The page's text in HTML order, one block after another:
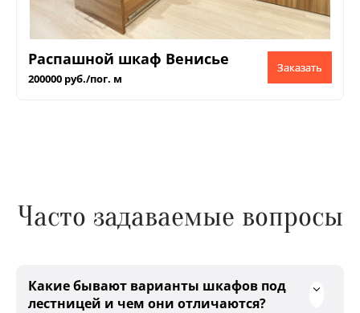
Распашной шкаф Венисье
200000 руб./пог. м
Заказать
Часто задаваемые вопросы
Какие бывают варианты шкафов под
лестницей и чем они отличаются?